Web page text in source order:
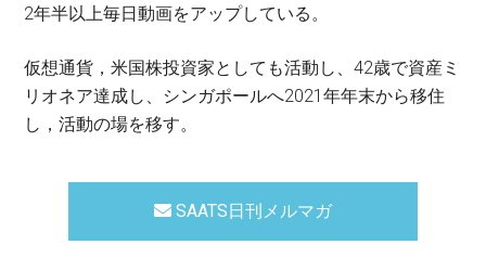
2年半以上毎日動画をアップしている。
仮想通貨，米国株投資家としても活動し、42歳で資産ミ
リオネア達成し、シンガポールへ2021年年末から移住
し，活動の場を移す。
SAATS日刊メルマガ